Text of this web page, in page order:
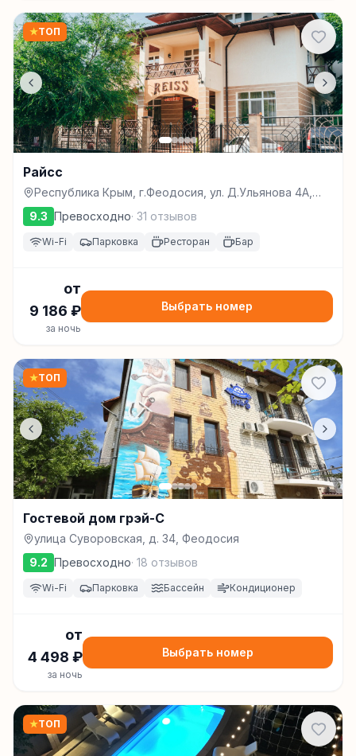
★ТОП
Райсс
Республика Крым, г.Феодосия, ул. Д.Ульянова 4А,
Феодосия
9.3 Превосходно· 31 отзывов
Wi-Fi Парковка Ресторан Бар
от
9 186 ₽
за ночь
Выбрать номер
★ТОП
Гостевой дом грэй-С
улица Суворовская, д. 34, Феодосия
9.2 Превосходно· 18 отзывов
Wi-Fi Парковка Бассейн Кондиционер
от
4 498 ₽
за ночь
Выбрать номер
★ТОП